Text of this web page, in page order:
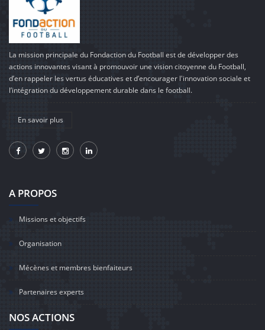
La mission principale du Fondaction du Football est de développer des
actions innovantes visant à promouvoir une vision citoyenne du Football,
d’en rappeler les vertus éducatives et d’encourager l'innovation sociale et
l’intégration du développement durable dans le football.
En savoir plus
A PROPOS
Missions et objectifs
Organisation
Mécènes et membres bienfaiteurs
Partenaires experts
NOS ACTIONS